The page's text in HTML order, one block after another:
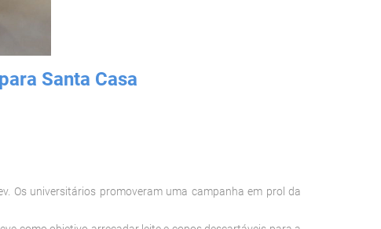
Santa Casa
Os universitários promoveram uma campanha em prol da